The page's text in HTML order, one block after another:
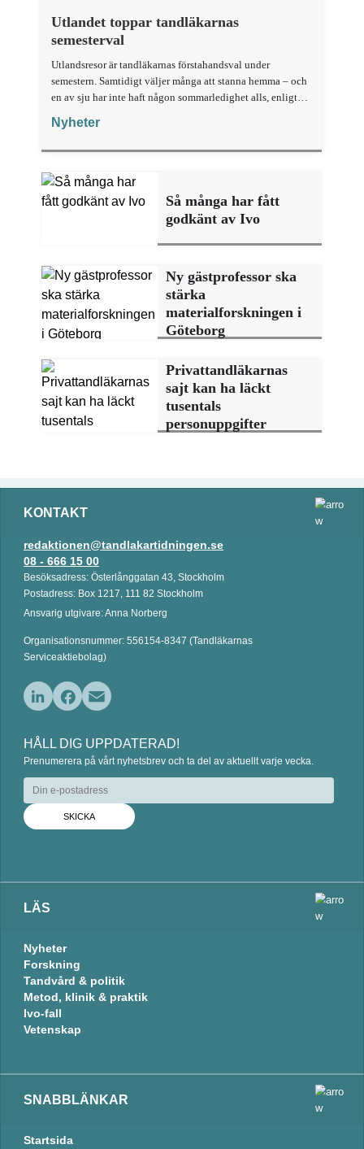
Utlandet toppar tandläkarnas
semesterval
Utlandsresor är tandläkarnas förstahandsval under
semestern. Samtidigt väljer många att stanna hemma – och
en av sju har inte haft någon sommarledighet alls, enligt
Nyheter
Så många har fått
godkänt av Ivo
Ny gästprofessor ska
stärka
materialforskningen i
Göteborg
Privattandläkarnas
sajt kan ha läckt
tusentals
personuppgifter
KONTAKT
redaktionen@tandlakartidningen.se
08 - 666 15 00
Besöksadress: Österlånggatan 43, Stockholm
Postadress: Box 1217, 111 82 Stockholm
Ansvarig utgivare: Anna Norberg
Organisationsnummer: 556154-8347 (Tandläkarnas
Serviceaktiebolag)
n
k
n
c
e
o
o
k
a
i
HÅLL DIG UPPDATERAD!
Prenumerera på vårt nyhetsbrev och ta del av aktuellt varje vecka.
LÄS
Nyheter
Forskning
Tandvård & politik
Metod, klinik & praktik
Ivo-fall
Vetenskap
SNABBLÄNKAR
Startsida